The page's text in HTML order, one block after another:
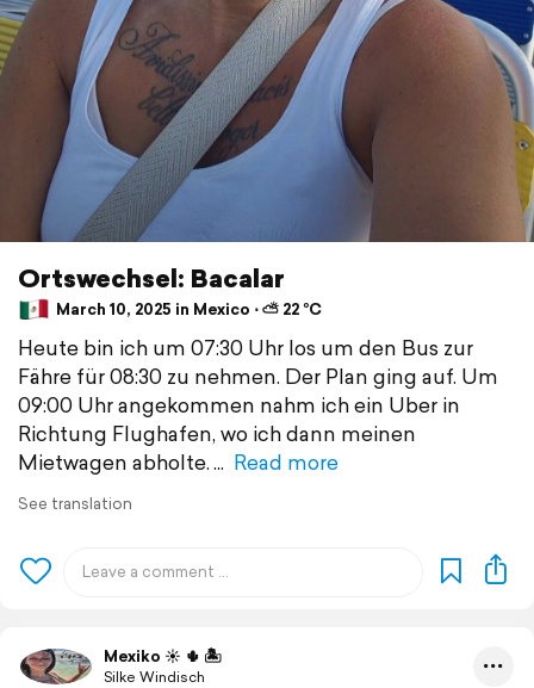
Ortswechsel: Bacalar
March 10, 2025 in Mexico ⋅ ⛅ 22 °C
Heute bin ich um 07:30 Uhr los um den Bus zur
Fähre für 08:30 zu nehmen. Der Plan ging auf. Um
09:00 Uhr angekommen nahm ich ein Uber in
Richtung Flughafen, wo ich dann meinen
Mietwagen abholte.
Read more
See translation
Mexiko ☀️ 🌵 🏝️
Silke Windisch